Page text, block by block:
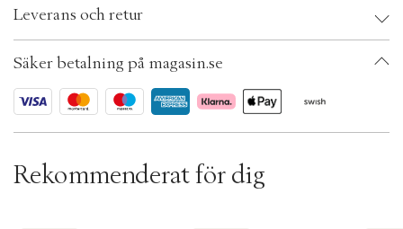
EAN: 7391681036031
ID: ADGU05-0008
Leverans och retur
Säker betalning på magasin.se
Rekommenderat för dig